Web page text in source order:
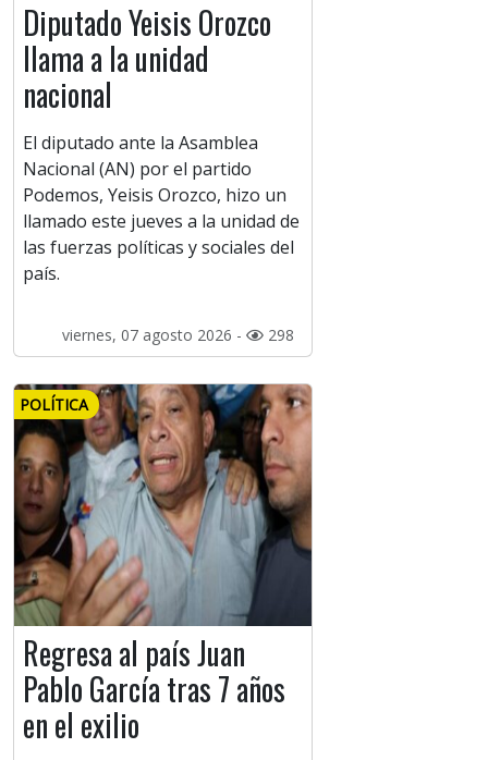
Diputado Yeisis Orozco
llama a la unidad
nacional
El diputado ante la Asamblea
Nacional (AN) por el partido
Podemos, Yeisis Orozco, hizo un
llamado este jueves a la unidad de
las fuerzas políticas y sociales del
país.
viernes, 07 agosto 2026 - 298
POLÍTICA
Regresa al país Juan
Pablo García tras 7 años
en el exilio